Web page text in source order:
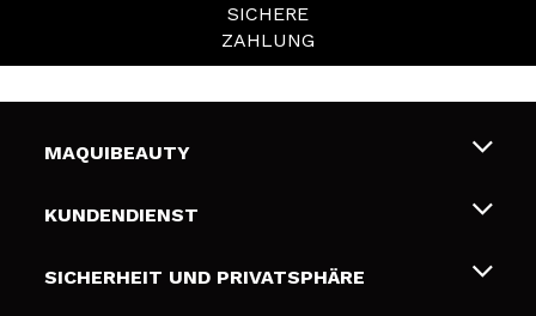
SICHERE
ZAHLUNG
MAQUIBEAUTY
Über uns
Geschenkkarten
KUNDENDIENST
Liefer- und Versandkosten
SICHERHEIT UND PRIVATSPHÄRE